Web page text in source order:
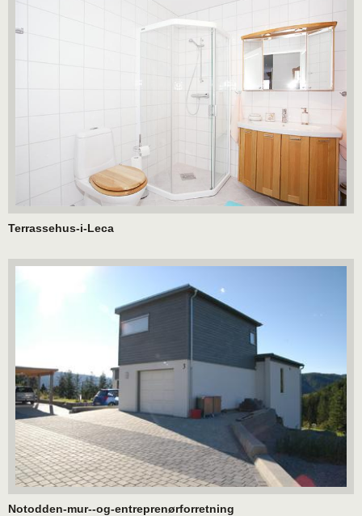
Terrassehus-i-Leca
Notodden-mur--og-entreprenørforretning